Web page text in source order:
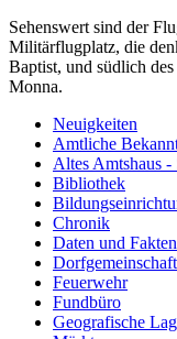
Sehenswert sind der
Militärflugplatz, die
Baptist, und südlich
Monna.
Neuigkeiten
Amtliche
Altes Amtshaus
Bibliothek
Chronik
Daten und Fakten
Feuerwehr
Fundbüro
Geografische